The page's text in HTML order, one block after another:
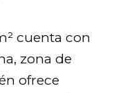
cuenta con
zona de
ofrece